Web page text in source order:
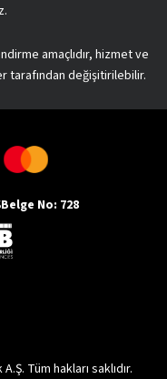
amaçlıdır, hizmet ve
tarafından değişitirilebilir.
Belge No: 728
Tüm hakları saklıdır.